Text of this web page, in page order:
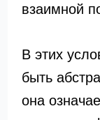
взаимной
В этих
быть
она